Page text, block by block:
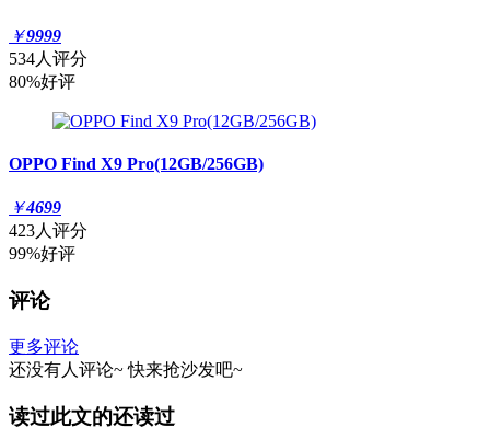
￥9999
534人评分
80%好评
OPPO Find X9 Pro(12GB/256GB)
￥4699
423人评分
99%好评
评论
更多评论
还没有人评论~ 快来抢沙发吧~
读过此文的还读过